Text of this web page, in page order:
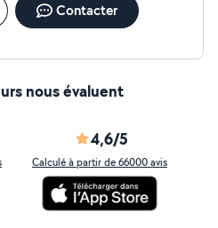
Contacter
nous évaluent
4,6/5
Calculé à partir de 66000 avis